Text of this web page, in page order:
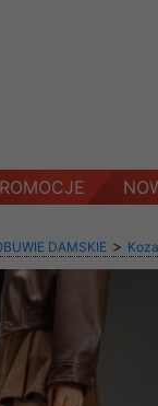
DAMSKIE >